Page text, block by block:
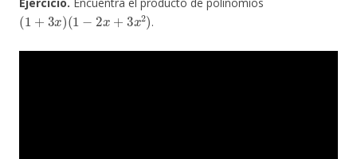
(1+3x)(1−2x+3x2
.